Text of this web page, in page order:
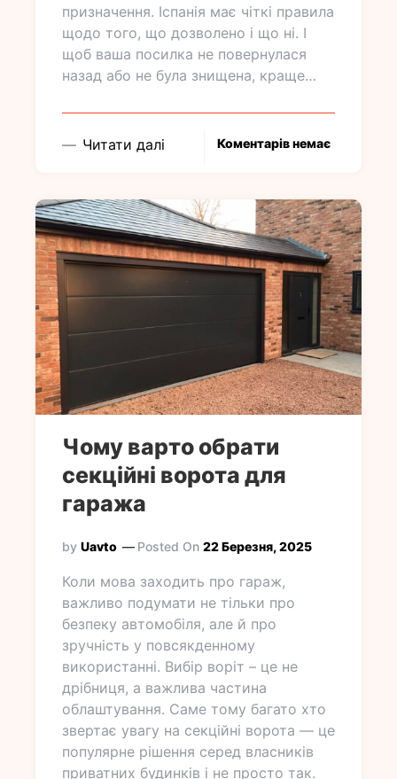
призначення. Іспанія має чіткі правила
щодо того, що дозволено і що ні. І
щоб ваша посилка не повернулася
назад або не була знищена, краще…
Читати далі Коментарів немає
Чому варто обрати
секційні ворота для
гаража
by Uavto Posted On 22 Березня, 2025
Коли мова заходить про гараж,
важливо подумати не тільки про
безпеку автомобіля, але й про
зручність у повсякденному
використанні. Вибір воріт – це не
дрібниця, а важлива частина
облаштування. Саме тому багато хто
звертає увагу на секційні ворота — це
популярне рішення серед власників
приватних будинків і не просто так.